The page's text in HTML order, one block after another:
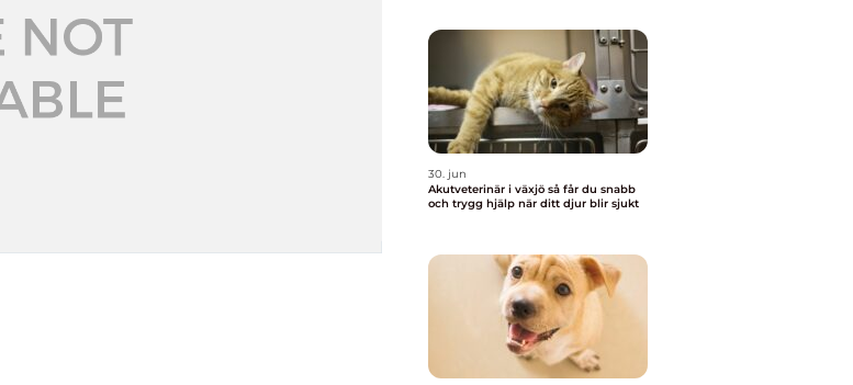
30. jun
Akutveterinär i växjö så får du snabb
och trygg hjälp när ditt djur blir sjukt